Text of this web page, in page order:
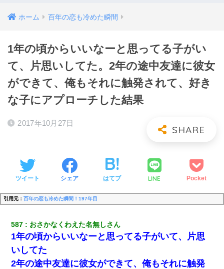
ホーム 百年の恋も冷めた瞬間
1年の頃からいいなーと思ってる子がい
て、片思いしてた。2年の途中友達に彼女
ができて、俺もそれに触発されて、好き
な子にアプローチした結果
2017年10月27日
ツイート シェア はてブ LINE Pocket
引用元： 百年の恋も冷めた瞬間！197年目
587 おさかなくわえた名無しさん
1年の頃からいいなーと思ってる子がいて、片思
いしてた
2年の途中友達に彼女ができて、俺もそれに触発